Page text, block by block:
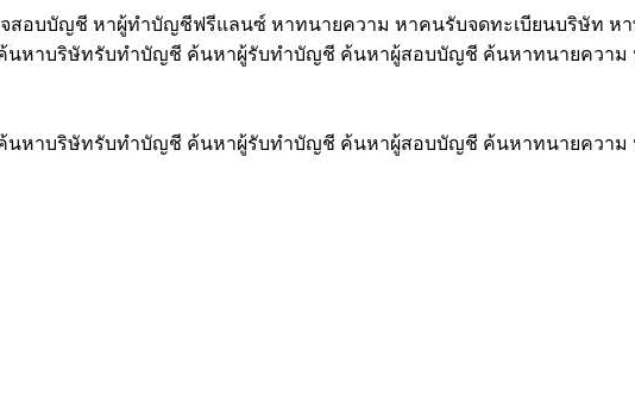
อบบัญชี หาผู้ทำบัญชีฟรีแลนซ์ หาทนายความ หาคนรับจดทะเบียนบริษัท ห
นหาบริษัทรับทำบัญชี ค้นหาผู้รับทำบัญชี ค้นหาผู้สอบบัญชี ค้นหาทนายความ
นหาบริษัทรับทำบัญชี ค้นหาผู้รับทำบัญชี ค้นหาผู้สอบบัญชี ค้นหาทนายความ